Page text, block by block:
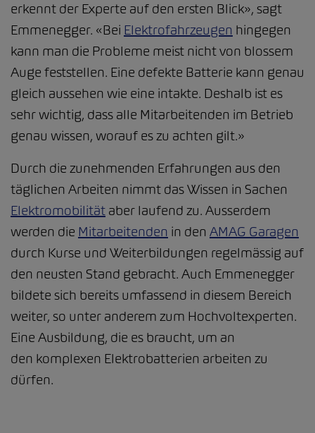
erkennt der Experte auf den ersten Blick», sagt
Emmenegger. «Bei Elektrofahrzeugen hingegen
kann man die Probleme meist nicht von blossem
Auge feststellen. Eine defekte Batterie kann genau
gleich aussehen wie eine intakte. Deshalb ist es
sehr wichtig, dass alle Mitarbeitenden im Betrieb
genau wissen, worauf es zu achten gilt.»
Durch die zunehmenden Erfahrungen aus den
täglichen Arbeiten nimmt das Wissen in Sachen
Elektromobilität aber laufend zu. Ausserdem
werden die Mitarbeitenden in den AMAG Garagen
durch Kurse und Weiterbildungen regelmässig auf
den neusten Stand gebracht. Auch Emmenegger
bildete sich bereits umfassend in diesem Bereich
weiter, so unter anderem zum Hochvoltexperten.
Eine Ausbildung, die es braucht, um an
den komplexen Elektrobatterien arbeiten zu
dürfen.